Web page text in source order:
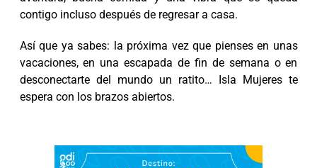
contigo incluso después de regresar a casa.
Así que ya sabes: la próxima vez que pienses en unas
vacaciones, en una escapada de fin de semana o en
desconectarte del mundo un ratito… Isla Mujeres te
espera con los brazos abiertos.